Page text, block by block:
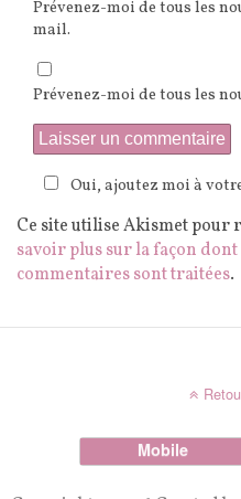
Prévenez-moi de tous les
mail.
Prévenez-moi de tous les
Oui, ajoutez moi à
Ce site utilise Akismet pour
savoir plus sur la façon dont
commentaires sont traitées.
Mobile